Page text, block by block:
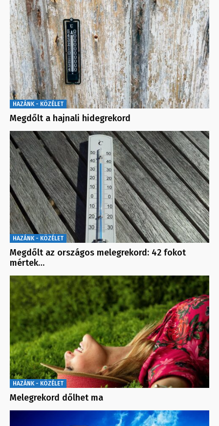
HAZÁNK - KÖZÉLET
Megdőlt a hajnali hidegrekord
HAZÁNK - KÖZÉLET
Megdőlt az országos melegrekord: 42 fokot
mértek…
HAZÁNK - KÖZÉLET
Melegrekord dőlhet ma